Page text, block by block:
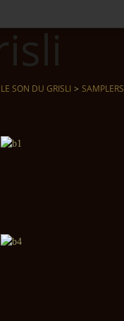
LE SON DU GRISLI > SAMPLERS